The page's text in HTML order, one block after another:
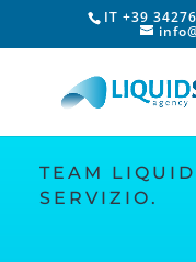
IT +39
TEAM
SERVIZIO.